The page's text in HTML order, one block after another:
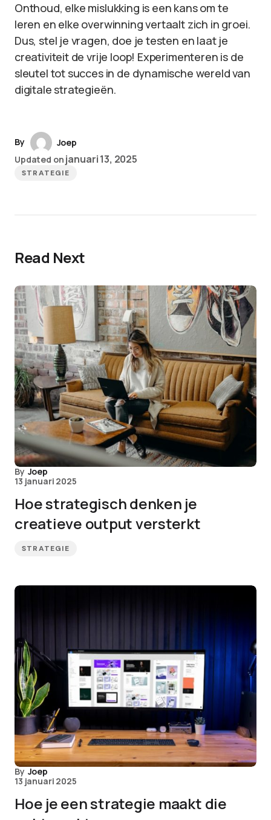
Onthoud, elke mislukking is een kans om te
leren en elke overwinning vertaalt zich in groei.
Dus, stel je vragen, doe je testen en laat je
creativiteit de vrije loop! Experimenteren is de
sleutel tot succes in de dynamische wereld van
digitale strategieën.
By
Joep
Updated on januari 13, 2025
STRATEGIE
Read Next
By Joep
13 januari 2025
Hoe strategisch denken je
creatieve output versterkt
STRATEGIE
By Joep
13 januari 2025
Hoe je een strategie maakt die